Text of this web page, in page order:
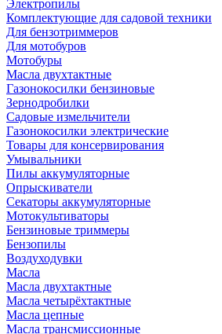
Электропилы
Комплектующие для садовой техники
Для бензотриммеров
Для мотобуров
Мотобуры
Масла двухтактные
Газонокосилки бензиновые
Зернодробилки
Садовые измельчители
Газонокосилки электрические
Товары для консервирования
Умывальники
Пилы аккумуляторные
Опрыскиватели
Секаторы аккумуляторные
Мотокультиваторы
Бензиновые триммеры
Бензопилы
Воздуходувки
Масла
Масла двухтактные
Масла четырёхтактные
Масла цепные
Масла трансмиссионные